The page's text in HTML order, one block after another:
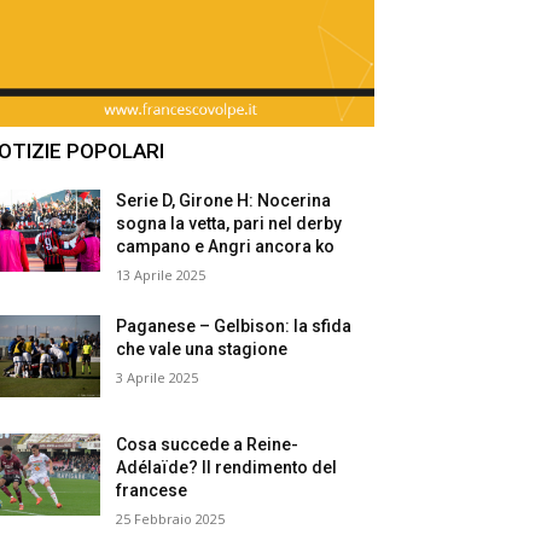
POPOLARI
Serie D, Girone H: Nocerina
sogna la vetta, pari nel derby
campano e Angri ancora ko
13 Aprile 2025
Paganese – Gelbison: la sfida
che vale una stagione
3 Aprile 2025
Cosa succede a Reine-
Adélaïde? Il rendimento del
francese
25 Febbraio 2025